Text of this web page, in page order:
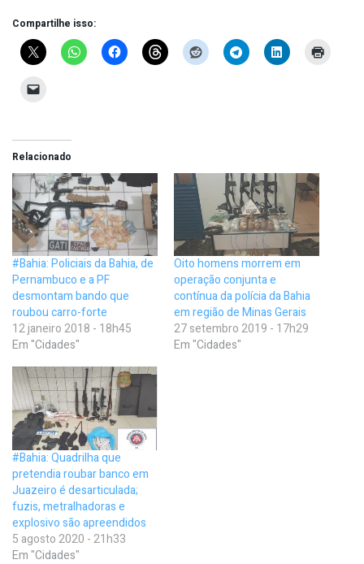
Compartilhe isso:
Relacionado
#Bahia: Policiais da Bahia, de
Pernambuco e a PF
desmontam bando que
roubou carro-forte
12 janeiro 2018 - 18h45
Em "Cidades"
Oito homens morrem em
operação conjunta e
contínua da polícia da Bahia
em região de Minas Gerais
27 setembro 2019 - 17h29
Em "Cidades"
#Bahia: Quadrilha que
pretendia roubar banco em
Juazeiro é desarticulada;
fuzis, metralhadoras e
explosivo são apreendidos
5 agosto 2020 - 21h33
Em "Cidades"